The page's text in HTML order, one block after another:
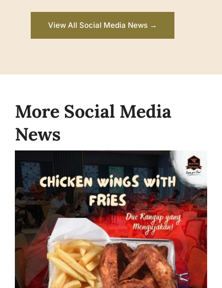
View All Social Media News →
More Social Media
News